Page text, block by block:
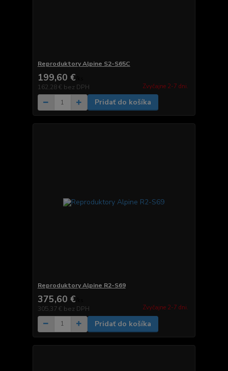
Reproduktory Alpine S2-S65C
199,60 €
162,28 € bez DPH Zvyčajne 2-7 dni.
Pridať do košíka
Reproduktory Alpine R2-S69
375,60 €
305,37 € bez DPH Zvyčajne 2-7 dni.
Pridať do košíka